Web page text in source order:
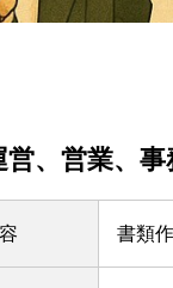
、営業、事
書類